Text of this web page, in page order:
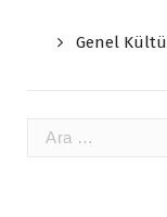
Genel
Arama: